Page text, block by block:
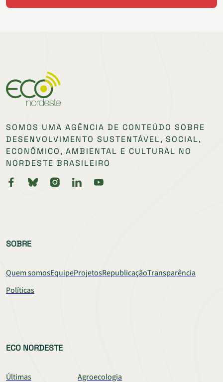
SOMOS UMA AGÊNCIA DE CONTEÚDO SOBRE
DESENVOLVIMENTO SUSTENTÁVEL, SOCIAL,
ECONÔMICO, AMBIENTAL E CULTURAL NO
NORDESTE BRASILEIRO
SOBRE
Quem somosEquipeProjetosRepublicaçãoTransparência
Políticas
ECO NORDESTE
Últimas
Agroecologia